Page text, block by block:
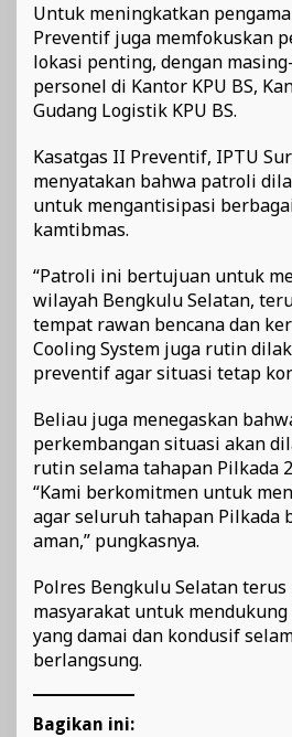
Untuk meningkatkan
Preventif juga memfokuskan
lokasi penting, dengan
personel di Kantor KPU BS,
Gudang Logistik KPU BS.
Kasatgas II Preventif, IPTU
menyatakan bahwa patroli
untuk mengantisipasi
kamtibmas.
“Patroli ini bertujuan untuk
wilayah Bengkulu Selatan,
tempat rawan bencana dan
Cooling System juga rutin
preventif agar situasi tetap
Beliau juga menegaskan
perkembangan situasi akan
rutin selama tahapan Pilkada
“Kami berkomitmen untuk
agar seluruh tahapan Pilkada
aman,” pungkasnya.
Polres Bengkulu Selatan
masyarakat untuk
yang damai dan kondusif
berlangsung.
Bagikan ini: